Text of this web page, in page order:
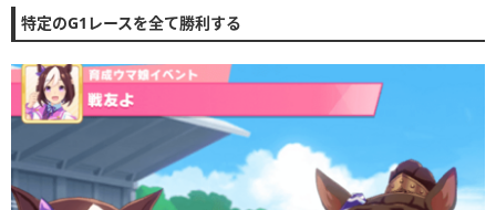
特定のG1レースを全て勝利する